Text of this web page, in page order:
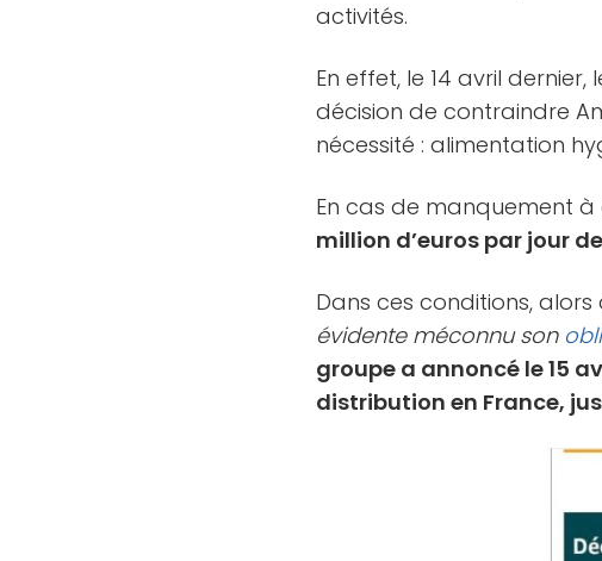
activités.
En effet, le 14 avril
décision de contraindre
nécessité : alimentation
En cas de manquement à
million d’euros par jour
Dans ces conditions,
évidente méconnu son
groupe a annoncé le 15
distribution en France,